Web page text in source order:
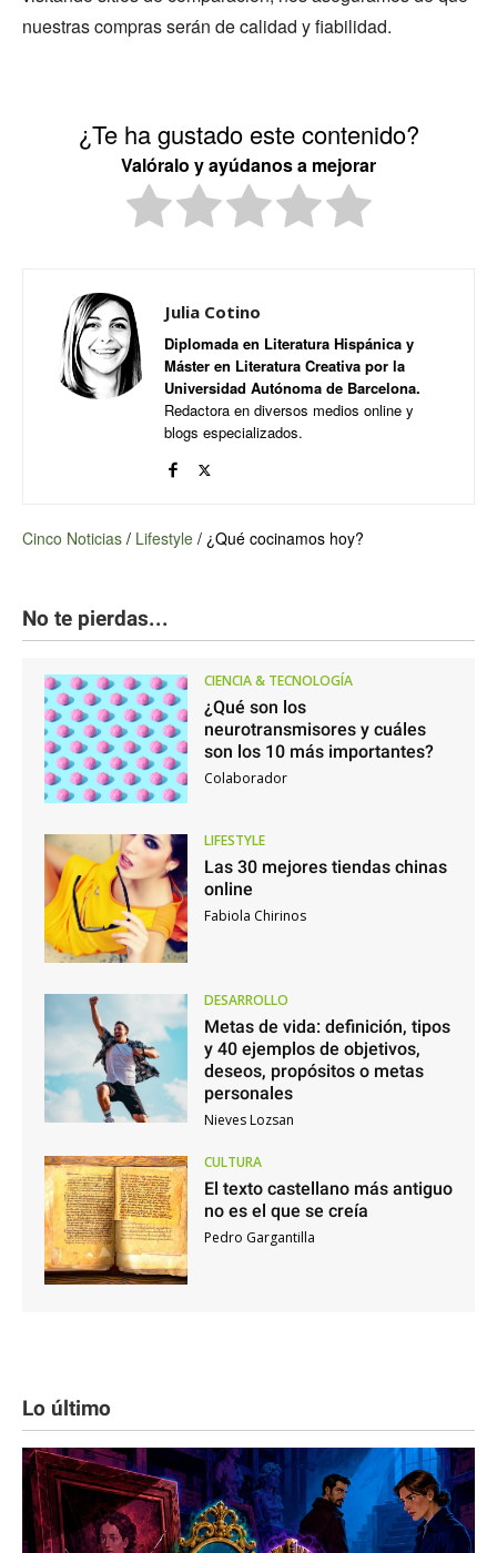
nuestras compras serán de calidad y fiabilidad.
¿Te ha gustado este contenido?
Valóralo y ayúdanos a mejorar
Julia Cotino
Diplomada en Literatura Hispánica y
Máster en Literatura Creativa por la
Universidad Autónoma de Barcelona.
Redactora en diversos medios online y
blogs especializados.
Cinco Noticias / Lifestyle / ¿Qué cocinamos hoy?
No te pierdas...
CIENCIA & TECNOLOGÍA
¿Qué son los
neurotransmisores y cuáles
son los 10 más importantes?
Colaborador
LIFESTYLE
Las 30 mejores tiendas chinas
online
Fabiola Chirinos
DESARROLLO
Metas de vida: definición, tipos
y 40 ejemplos de objetivos,
deseos, propósitos o metas
personales
Nieves Lozsan
CULTURA
El texto castellano más antiguo
no es el que se creía
Pedro Gargantilla
Lo último